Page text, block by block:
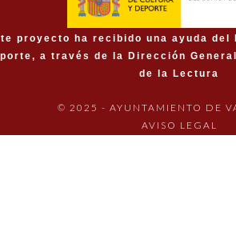
proyecto ha recibido una ayuda
a través de la Dirección
de la Lectura
© 2025 - AYUNTAMIENTO DE
AVISO LEGAL